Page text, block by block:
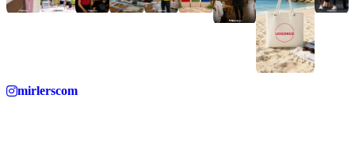
mirlerscom